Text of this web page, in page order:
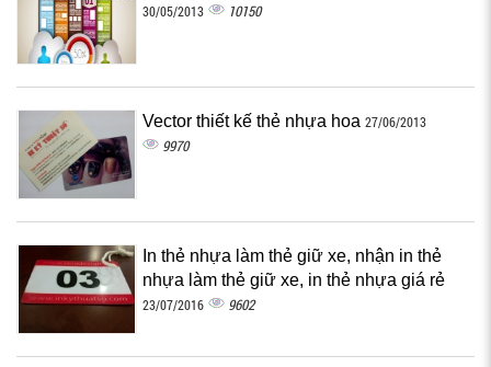
30/05/2013 10150
Vector thiết kế thẻ nhựa hoa 27/06/2013
9970
In thẻ nhựa làm thẻ giữ xe, nhận in thẻ
nhựa làm thẻ giữ xe, in thẻ nhựa giá rẻ
23/07/2016 9602